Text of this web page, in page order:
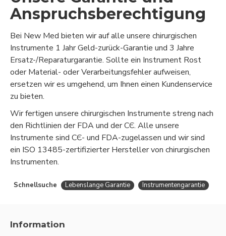
Anspruchsberechtigung
Bei New Med bieten wir auf alle unsere chirurgischen
Instrumente 1 Jahr Geld-zurück-Garantie und 3 Jahre
Ersatz-/Reparaturgarantie. Sollte ein Instrument Rost
oder Material- oder Verarbeitungsfehler aufweisen,
ersetzen wir es umgehend, um Ihnen einen Kundenservice
zu bieten.
Wir fertigen unsere chirurgischen Instrumente streng nach
den Richtlinien der FDA und der CЄ. Alle unsere
Instrumente sind CЄ- und FDA-zugelassen und wir sind
ein ISO 13485-zertifizierter Hersteller von chirurgischen
Instrumenten.
Schnellsuche Lebenslange Garantie Instrumentengarantie
Information